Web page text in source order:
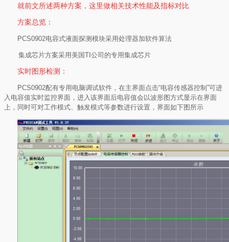
就前文所述两种方案，这里做相关技术性能及指标对比
方案总览：
PCS0902电容式液面探测模块采用处理器加软件算法
集成芯片方案采用美国TI公司的专用集成芯片
实时图形检测：
PCS0902配有专用电脑调试软件，在主界面点击“电容传感器控制”可进
入电容值实时监控界面，进入该界面后电容值会以波形图方式显示在界面
上，同时可对工作模式、触发模式等参数进行设置，界面如下图所示